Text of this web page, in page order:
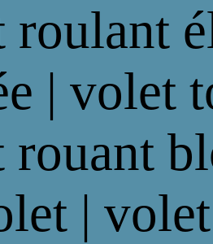
roulant
| volet
rouant
|